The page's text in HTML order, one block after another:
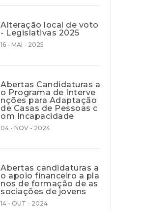
Alteração local de voto
- Legislativas 2025
16 - MAI - 2025
Abertas Candidaturas a
o Programa de Interve
nções para Adaptação
de Casas de Pessoas c
om Incapacidade
04 - NOV - 2024
Abertas candidaturas a
o apoio financeiro a pla
nos de formação de as
sociações de jovens
14 - OUT - 2024